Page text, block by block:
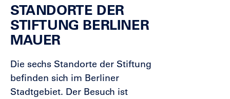
STANDORTE DER
STIFTUNG BERLINER
MAUER
Die sechs Standorte der Stiftung
befinden sich im Berliner
Stadtgebiet. Der Besuch ist